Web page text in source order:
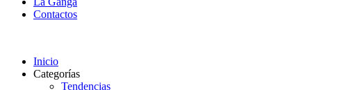
Contactos
Inicio
Categorías
Tendencias